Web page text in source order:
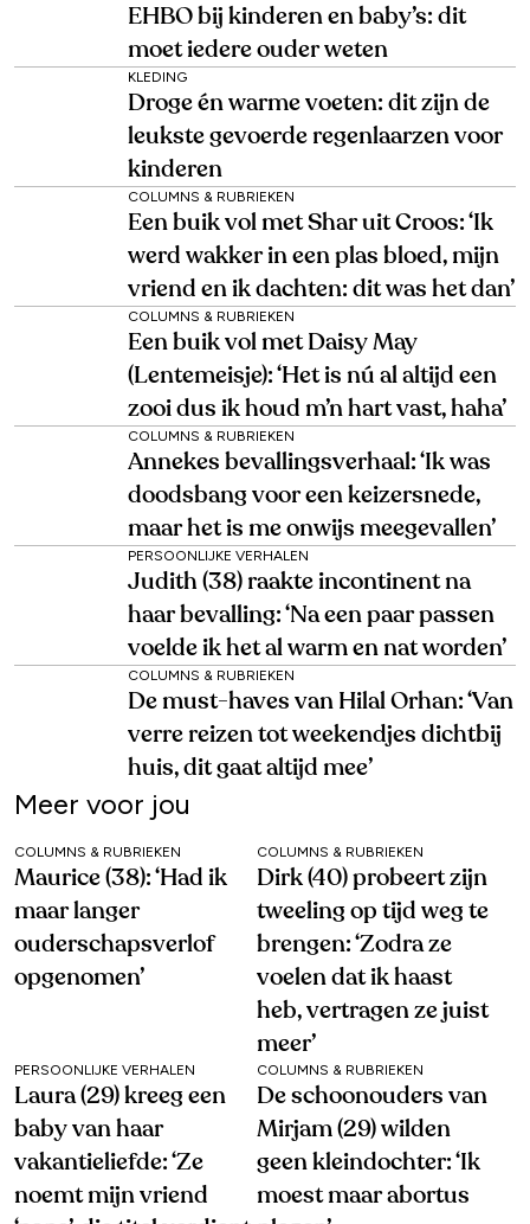
EHBO bij kinderen en baby’s: dit
moet iedere ouder weten
KLEDING
Droge én warme voeten: dit zijn de
leukste gevoerde regenlaarzen voor
kinderen
COLUMNS & RUBRIEKEN
Een buik vol met Shar uit Croos: ‘Ik
werd wakker in een plas bloed, mijn
vriend en ik dachten: dit was het dan’
COLUMNS & RUBRIEKEN
Een buik vol met Daisy May
(Lentemeisje): ‘Het is nú al altijd een
zooi dus ik houd m’n hart vast, haha’
COLUMNS & RUBRIEKEN
Annekes bevallingsverhaal: ‘Ik was
doodsbang voor een keizersnede,
maar het is me onwijs meegevallen’
PERSOONLIJKE VERHALEN
Judith (38) raakte incontinent na
haar bevalling: ‘Na een paar passen
voelde ik het al warm en nat worden’
COLUMNS & RUBRIEKEN
De must-haves van Hilal Orhan: ‘Van
verre reizen tot weekendjes dichtbij
huis, dit gaat altijd mee’
Meer voor jou
COLUMNS & RUBRIEKEN
Maurice (38): ‘Had ik
maar langer
ouderschapsverlof
opgenomen’
COLUMNS & RUBRIEKEN
Dirk (40) probeert zijn
tweeling op tijd weg te
brengen: ‘Zodra ze
voelen dat ik haast
heb, vertragen ze juist
meer’
PERSOONLIJKE VERHALEN
Laura (29) kreeg een
baby van haar
vakantieliefde: ‘Ze
noemt mijn vriend
COLUMNS & RUBRIEKEN
De schoonouders van
Mirjam (29) wilden
geen kleindochter: ‘Ik
moest maar abortus